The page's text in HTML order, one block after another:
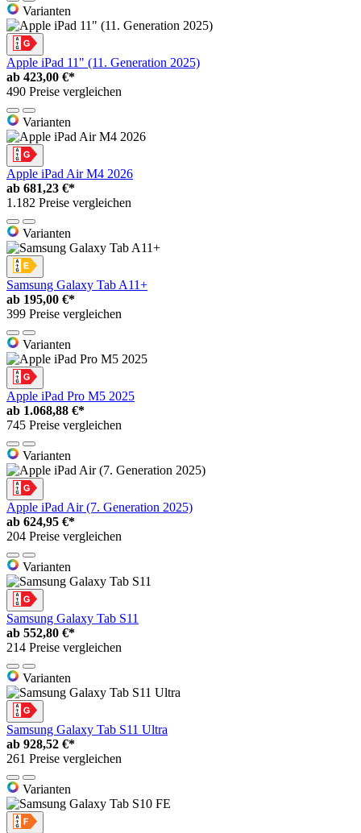
Varianten
Apple iPad 11" (11. Generation 2025)
ab 423,00 €*
490 Preise vergleichen
Varianten
Apple iPad Air M4 2026
ab 681,23 €*
1.182 Preise vergleichen
Varianten
Samsung Galaxy Tab A11+
ab 195,00 €*
399 Preise vergleichen
Varianten
Apple iPad Pro M5 2025
ab 1.068,88 €*
745 Preise vergleichen
Varianten
Apple iPad Air (7. Generation 2025)
ab 624,95 €*
204 Preise vergleichen
Varianten
Samsung Galaxy Tab S11
ab 552,80 €*
214 Preise vergleichen
Varianten
Samsung Galaxy Tab S11 Ultra
ab 928,52 €*
261 Preise vergleichen
Varianten